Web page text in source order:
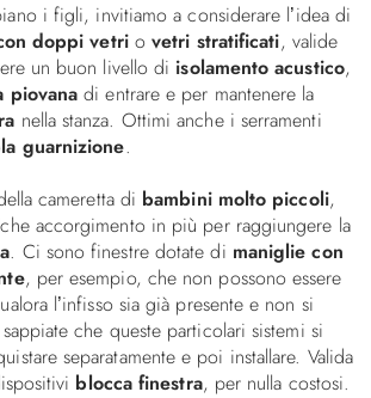
i figli, invitiamo a considerare l’idea di
doppi vetriovetri stratificati, valide
un buon livello di isolamento acustico,
piovana di entrare e per mantenere la
nella stanza. Ottimi anche i serramenti
guarnizione.
cameretta di bambini molto piccoli,
accorgimento in più per raggiungere la
. Ci sono finestre dotate di maniglie con
, per esempio, che non possono essere
l’infisso sia già presente e non si
che queste particolari sistemi si
separatamente e poi installare. Valida
blocca finestra, per nulla costosi.